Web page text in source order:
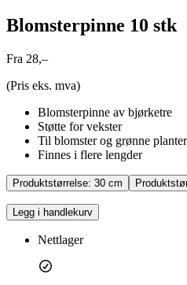
Blomsterpinne 10 stk
Fra 28,–
(Pris eks. mva)
Blomsterpinne av bjørketre
Støtte for vekster
Til blomster og grønne planter
Finnes i flere lengder
Produktstørrelse: 30 cm
Legg i handlekurv
Nettlager